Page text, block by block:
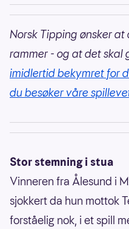
Norsk Tipping ønsker
rammer - og at det skal
imidlertid bekymret for
du besøker våre
Stor stemning i stua
Vinneren fra Ålesund i
sjokkert da hun mottok
forståelig nok, i et spill